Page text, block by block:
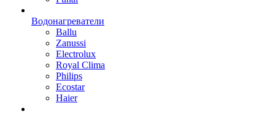
Водонагреватели
Ballu
Zanussi
Electrolux
Royal Clima
Philips
Ecostar
Haier